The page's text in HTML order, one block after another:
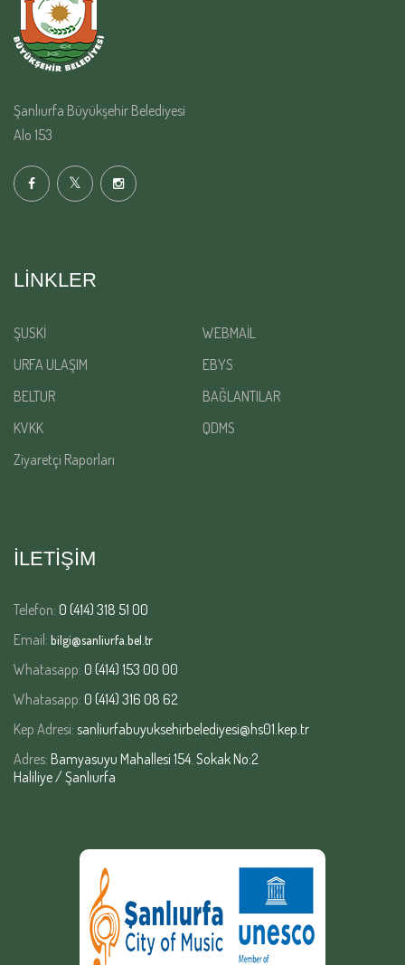
Şanlıurfa Büyükşehir Belediyesi
Alo 153
LINKLER
ŞUSKİ
WEBMAİL
URFA ULAŞIM
EBYS
BELTUR
BAĞLANTILAR
KVKK
QDMS
Ziyaretçi Raporları
İLETİŞİM
Telefon: 0 (414) 318 51 00
Email: bilgi@sanliurfa.bel.tr
Whatasapp: 0 (414) 153 00 00
Whatasapp: 0 (414) 316 08 62
Kep Adresi: sanliurfabuyuksehirbelediyesi@hs01.kep.tr
Adres: Bamyasuyu Mahallesi 154. Sokak No:2
Haliliye / Şanlıurfa